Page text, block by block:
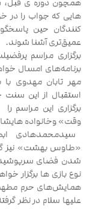
همچون دوره ی قبل،
هایی که جواب را در
کنندگان حین
عمیق‌تری آشنا شوند.
برگزاری مراسم
برنامه‌های امسال
مهر تابان مهدوی
استقبال از این
برگزاری این مراسم
وقت» وخانواده
سیدمحمدهادی
«طاوس بهشت» نیز
شدن فضای
نوع بازی ها برگزار
همایش‌های حرم